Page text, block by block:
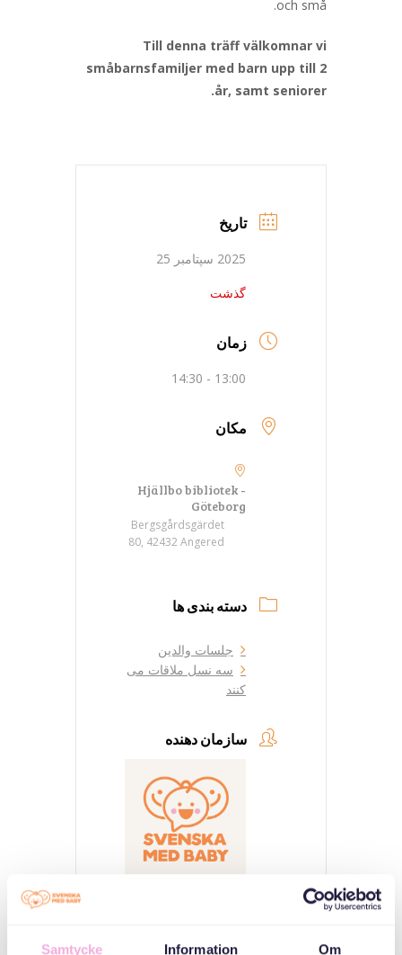
Samtycke Information Om
och små.
Till denna träff välkomnar vi
småbarnsfamiljer med barn upp till 2
år, samt seniorer.
تاریخ
2025 سپتامبر 25
گذشت
زمان
13:00 - 14:30
مکان
Hjällbo bibliotek -
Göteborg
Bergsgårdsgärdet
80, 42432 Angered
دسته بندی ها
جلسات والدین
سه نسل ملاقات می
کنند
سازمان دهنده